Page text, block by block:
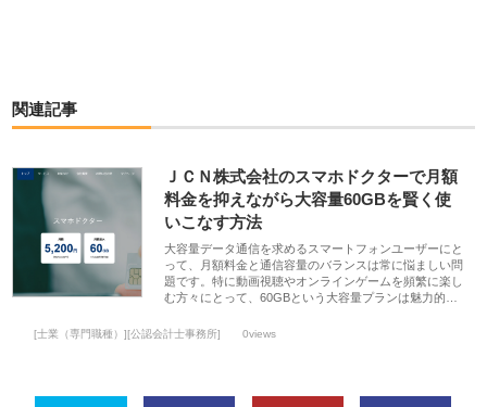
関連記事
ＪＣＮ株式会社のスマホドクターで月額
料金を抑えながら大容量60GBを賢く使
いこなす方法
大容量データ通信を求めるスマートフォンユーザーにと
って、月額料金と通信容量のバランスは常に悩ましい問
題です。特に動画視聴やオンラインゲームを頻繁に楽し
む方々にとって、60GBという大容量プランは魅力的…
[士業（専門職種）][公認会計士事務所] 0views